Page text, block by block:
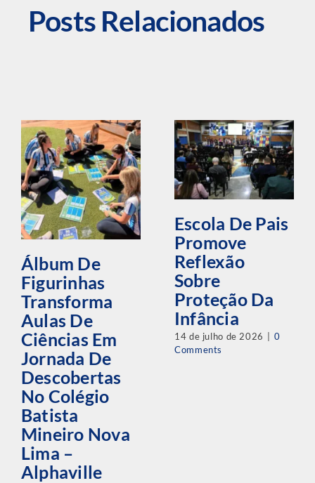
Posts Relacionados
Álbum De
Figurinhas
Transforma
Aulas De
Ciências Em
Jornada De
Descobertas
No Colégio
Batista
Mineiro Nova
Lima –
Alphaville
Escola De Pais
Promove
Reflexão
Sobre
Proteção Da
Infância
14 de julho de 2026
0
Comments